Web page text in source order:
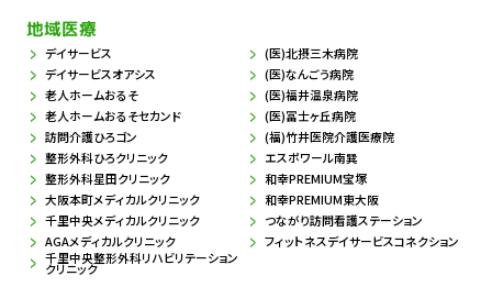
地域医療
デイサービス
デイサービスオアシス
老人ホームおるそ
老人ホームおるそセカンド
訪問介護ひろゴン
整形外科ひろクリニック
整形外科星田クリニック
大阪本町メディカルクリニック
千里中央メディカルクリニック
AGAメディカルクリニック
千里中央整形外科リハビリテーション
クリニック
(医)北摂三木病院
(医)なんごう病院
(医)福井温泉病院
(医)冨士ヶ丘病院
(福)竹井医院介護医療院
エスポワール南巽
和幸PREMIUM宝塚
和幸PREMIUM東大阪
つながり訪問看護ステーション
フィットネスデイサービスコネクション